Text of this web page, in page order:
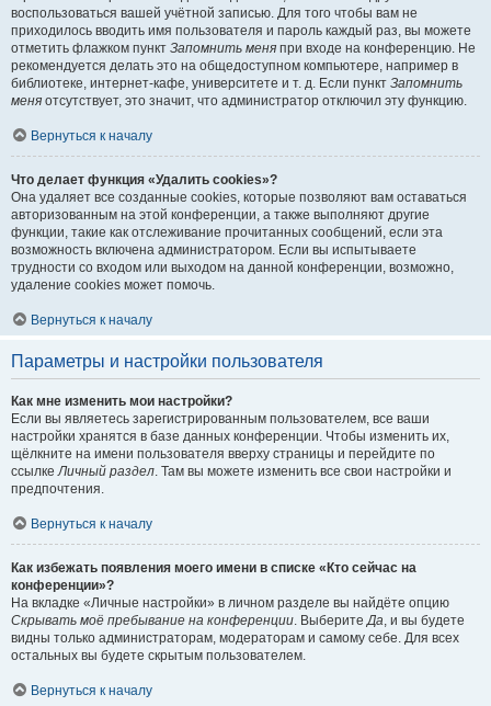
воспользоваться вашей учётной записью. Для того чтобы вам не
приходилось вводить имя пользователя и пароль каждый раз, вы можете
отметить флажком пункт Запомнить меня при входе на конференцию. Не
рекомендуется делать это на общедоступном компьютере, например в
библиотеке, интернет-кафе, университете и т. д. Если пункт Запомнить
меня отсутствует, это значит, что администратор отключил эту функцию.
Вернуться к началу
Что делает функция «Удалить cookies»?
Она удаляет все созданные cookies, которые позволяют вам оставаться
авторизованным на этой конференции, а также выполняют другие
функции, такие как отслеживание прочитанных сообщений, если эта
возможность включена администратором. Если вы испытываете
трудности со входом или выходом на данной конференции, возможно,
удаление cookies может помочь.
Вернуться к началу
Параметры и настройки пользователя
Как мне изменить мои настройки?
Если вы являетесь зарегистрированным пользователем, все ваши
настройки хранятся в базе данных конференции. Чтобы изменить их,
щёлкните на имени пользователя вверху страницы и перейдите по
ссылкеЛичный раздел. Там вы можете изменить все свои настройки и
предпочтения.
Вернуться к началу
Как избежать появления моего имени в списке «Кто сейчас на
конференции»?
На вкладке «Личные настройки» в личном разделе вы найдёте опцию
Скрывать моё пребывание на конференции. ВыберитеДа, и вы будете
видны только администраторам, модераторам и самому себе. Для всех
остальных вы будете скрытым пользователем.
Вернуться к началу